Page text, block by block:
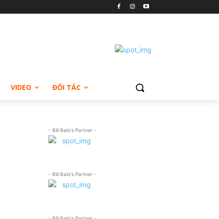
VIDEO ĐỐI TÁC
- Bill Balo's Partner -
- Bill Balo's Partner -